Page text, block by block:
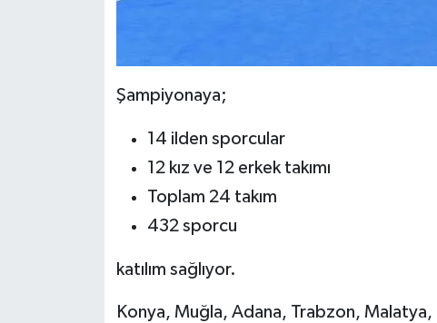
Şampiyonaya;
14 ilden sporcular
12 kız ve 12 erkek takımı
Toplam 24 takım
432 sporcu
katılım sağlıyor.
Konya, Muğla, Adana, Trabzon,